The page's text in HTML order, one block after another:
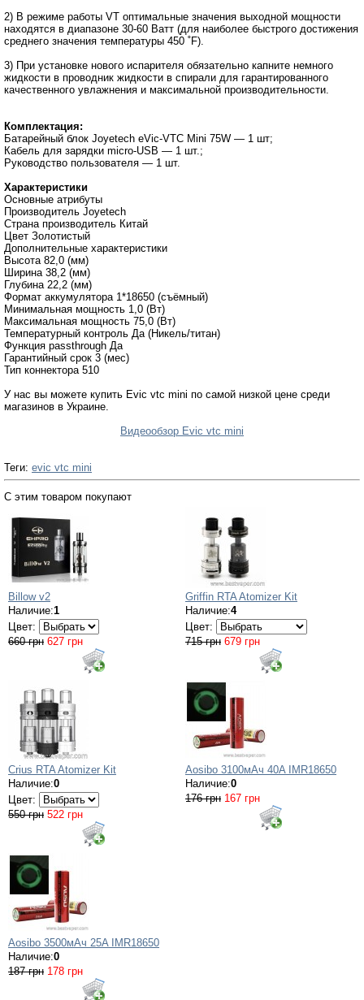
2) В режиме работы VT оптимальные значения выходной мощности
находятся в диапазоне 30-60 Ватт (для наиболее быстрого достижения
среднего значения температуры 450 ˚F).
3) При установке нового испарителя обязательно капните немного
жидкости в проводник жидкости в спирали для гарантированного
качественного увлажнения и максимальной производительности.
Комплектация:
Батарейный блок Joyetech eVic-VTС Mini 75W ― 1 шт;
Кабель для зарядки micro-USB ― 1 шт.;
Руководство пользователя ― 1 шт.
Характеристики
Основные атрибуты
Производитель Joyetech
Страна производитель Китай
Цвет Золотистый
Дополнительные характеристики
Высота 82,0 (мм)
Ширина 38,2 (мм)
Глубина 22,2 (мм)
Формат аккумулятора 1*18650 (съёмный)
Минимальная мощность 1,0 (Вт)
Максимальная мощность 75,0 (Вт)
Температурный контроль Да (Никель/титан)
Функция passthrough Да
Гарантийный срок 3 (мес)
Тип коннектора 510
У нас вы можете купить Evic vtc mini по самой низкой цене среди
магазинов в Украине.
Видеообзор Evic vtc mini
Теги: evic vtc mini
С этим товаром покупают
Billow v2
Наличие:1
Цвет:
660 грн 627 грн
Griffin RTA Atomizer Kit
Наличие:4
Цвет:
715 грн 679 грн
Crius RTA Atomizer Kit
Наличие:0
Цвет:
550 грн 522 грн
Aosibo 3100мАч 40A IMR18650
Наличие:0
176 грн 167 грн
Aosibo 3500мАч 25A IMR18650
Наличие:0
187 грн 178 грн